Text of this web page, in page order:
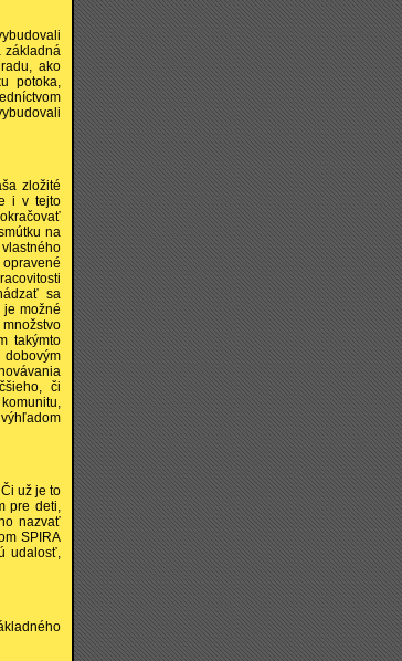
základná
ako
potoka,
zložité
i v tejto
na
sa
je možné
takýmto
dobovým
či
už je to
pre deti,
nazvať
SPIRA
udalosť,